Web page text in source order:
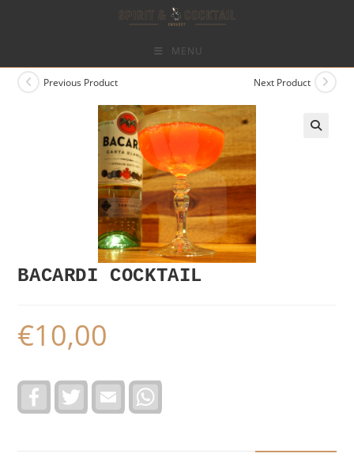
MENU
Previous Product Next Product
BACARDI COCKTAIL
€10,00
c
T
i
E
a
a